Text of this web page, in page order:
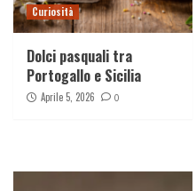
Curiosità
Dolci pasquali tra
Portogallo e Sicilia
Aprile 5, 2026 0